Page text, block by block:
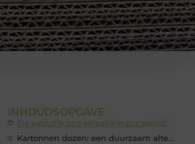
INHOUDSOPGAVE
De evolutie van verpakkingsmaterialen
Kartonnen dozen: een duurzaam alternatief